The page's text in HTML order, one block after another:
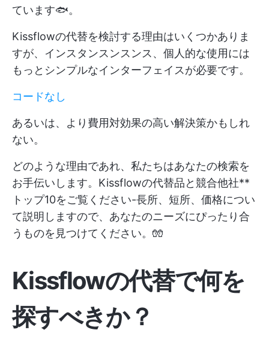
ています🐟。
Kissflowの代替を検討する理由はいくつかありま
すが、インスタンスンスンス、個人的な使用には
もっとシンプルなインターフェイスが必要です。
コードなし
あるいは、より費用対効果の高い解決策かもしれ
ない。
どのような理由であれ、私たちはあなたの検索を
お手伝いします。Kissflowの代替品と競合他社**
トップ10をご覧ください-長所、短所、価格につい
て説明しますので、あなたのニーズにぴったり合
うものを見つけてください。🧤
Kissflowの代替で何を
探すべきか？